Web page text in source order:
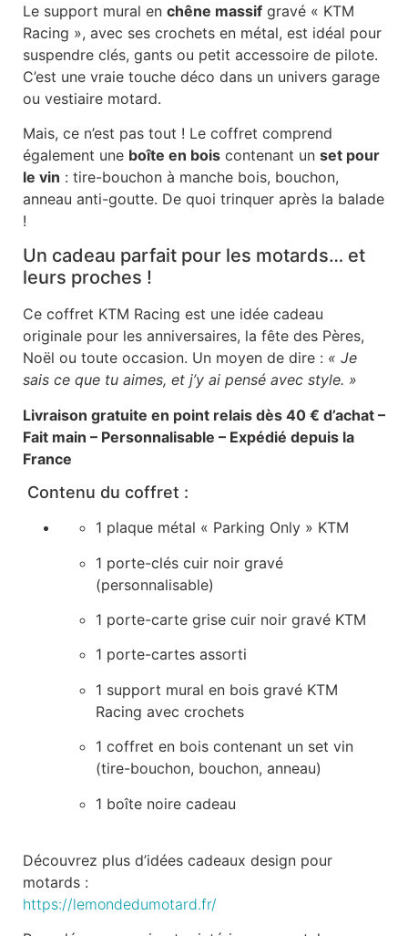
Le support mural en chêne massif gravé « KTM
Racing », avec ses crochets en métal, est idéal pour
suspendre clés, gants ou petit accessoire de pilote.
C’est une vraie touche déco dans un univers garage
ou vestiaire motard.
Mais, ce n’est pas tout ! Le coffret comprend
également une boîte en bois contenant un set pour
le vin : tire-bouchon à manche bois, bouchon,
anneau anti-goutte. De quoi trinquer après la balade
!
Un cadeau parfait pour les motards… et
leurs proches !
Ce coffret KTM Racing est une idée cadeau
originale pour les anniversaires, la fête des Pères,
Noël ou toute occasion. Un moyen de dire : « Je
sais ce que tu aimes, et j’y ai pensé avec style. »
Livraison gratuite en point relais dès 40 € d’achat –
Fait main – Personnalisable – Expédié depuis la
France
Contenu du coffret :
1 plaque métal « Parking Only » KTM
1 porte-clés cuir noir gravé
(personnalisable)
1 porte-carte grise cuir noir gravé KTM
1 porte-cartes assorti
1 support mural en bois gravé KTM
Racing avec crochets
1 coffret en bois contenant un set vin
(tire-bouchon, bouchon, anneau)
1 boîte noire cadeau
Découvrez plus d’idées cadeaux design pour
motards :
https://lemondedumotard.fr/